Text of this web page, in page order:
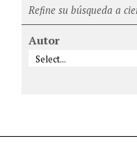
Refine su búsqueda a
Autor